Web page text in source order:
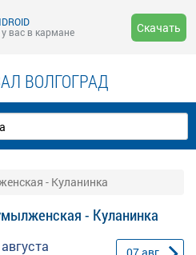
вас в кармане
Скачать
ВОЛГОГРАД
- Куланинка
- Куланинка